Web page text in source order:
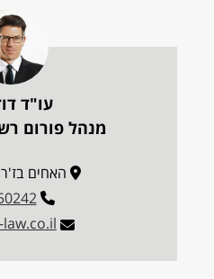
עו"ד
מנהל פורום
האחים בז'רנו 7,